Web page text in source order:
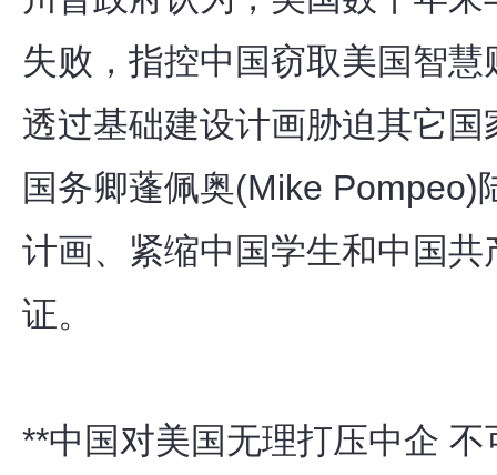
失败，指控中国窃取美国智
透过基础建设计画胁迫其它
国务卿蓬佩奥(Mike Pompeo)
计画、紧缩中国学生和中国
证。
**中国对美国无理打压中企